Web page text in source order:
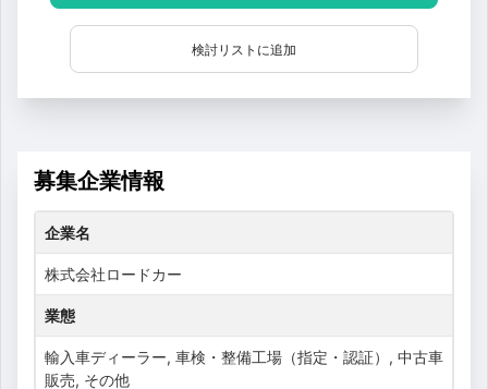
検討リストに追加
募集企業情報
企業名
株式会社ロードカー
業態
輸入車ディーラー, 車検・整備工場（指定・認証）, 中古車
販売, その他